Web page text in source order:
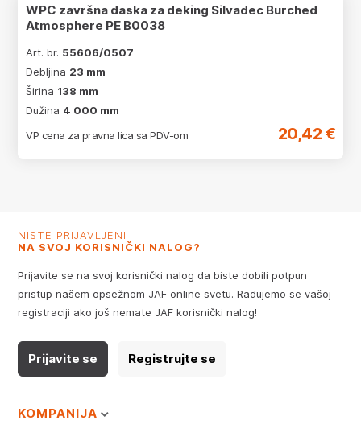
WPC završna daska za deking Silvadec Burched
Atmosphere PE B0038
Art. br. 55606/0507
Debljina 23 mm
Širina 138 mm
Dužina 4 000 mm
VP cena za pravna lica sa PDV-om
20,42 €
NISTE PRIJAVLJENI
NA SVOJ KORISNIČKI NALOG?
Prijavite se na svoj korisnički nalog da biste dobili potpun
pristup našem opsežnom JAF online svetu. Radujemo se vašoj
registraciji ako još nemate JAF korisnički nalog!
Prijavite se Registrujte se
KOMPANIJA